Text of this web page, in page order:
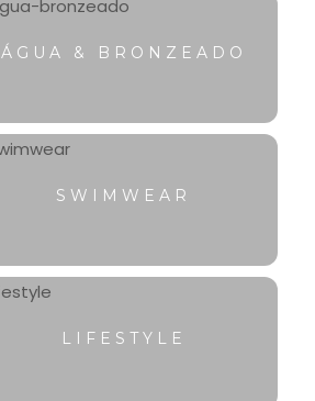
ÁGUA & BRONZEADO
SWIMWEAR
LIFESTYLE